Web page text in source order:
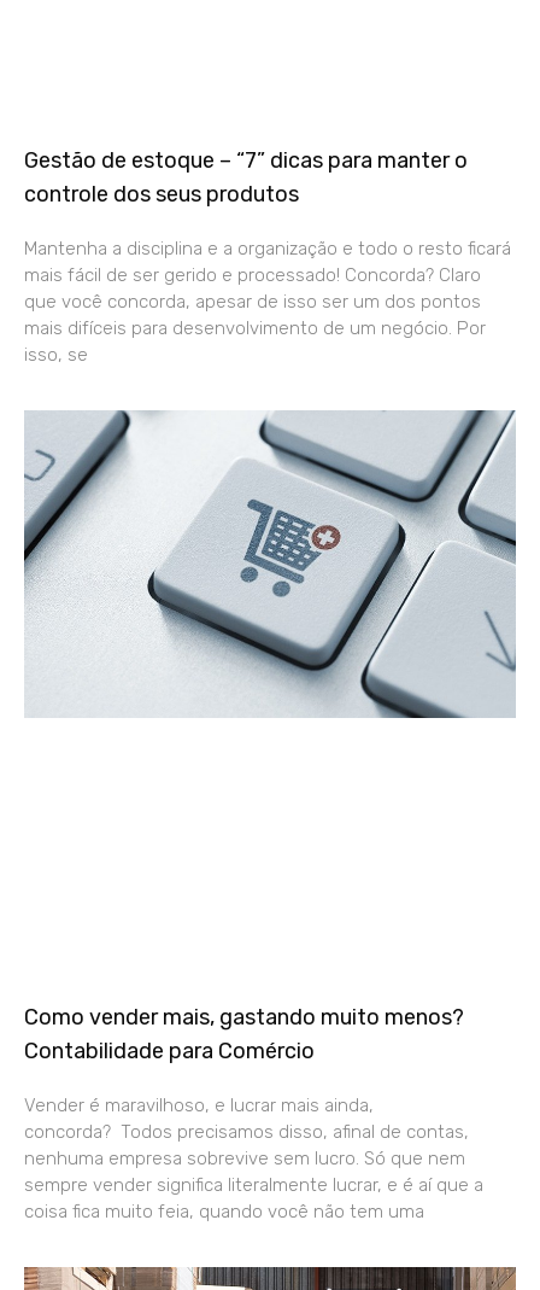
Gestão de estoque – “7” dicas para manter o
controle dos seus produtos
Mantenha a disciplina e a organização e todo o resto ficará
mais fácil de ser gerido e processado! Concorda? Claro
que você concorda, apesar de isso ser um dos pontos
mais difíceis para desenvolvimento de um negócio. Por
isso, se
Como vender mais, gastando muito menos?
Contabilidade para Comércio
Vender é maravilhoso, e lucrar mais ainda,
concorda? Todos precisamos disso, afinal de contas,
nenhuma empresa sobrevive sem lucro. Só que nem
sempre vender significa literalmente lucrar, e é aí que a
coisa fica muito feia, quando você não tem uma